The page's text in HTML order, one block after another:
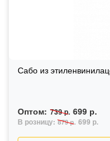
Сабо из
Оптом: 739 р. 699 р.
В розницу: 879 р. 699 р.